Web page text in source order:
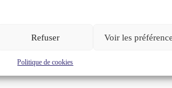
Refuser Voir les
Politique de cookies